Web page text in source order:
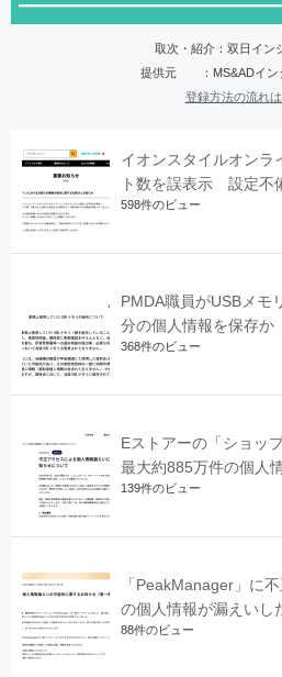
取次・紹介：双日イン
提供元 ：MS&ADイン
登録方法の流れ
イオンスタイルオンラ
ト数を誤表示 設定不
598件のビュー
PMDA職員がUSBメ
分の個人情報を保存か
368件のビュー
Eストアーの「ショッ
最大約885万件の個人
139件のビュー
「PeakManager」に
の個人情報が漏えいし
88件のビュー